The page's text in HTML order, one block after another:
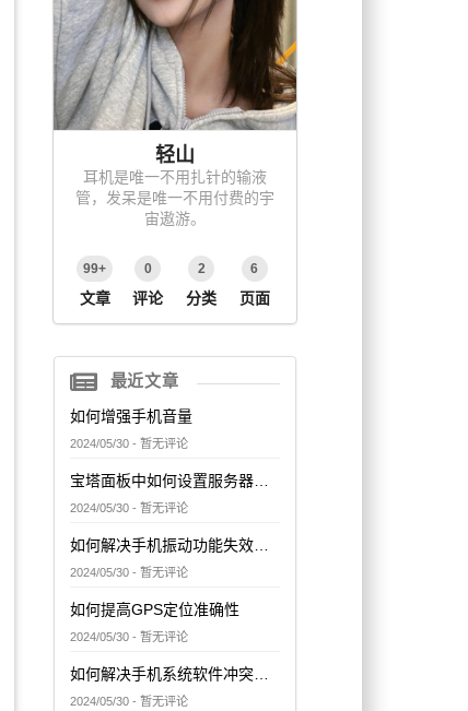
轻山
耳机是唯一不用扎针的输液
管，发呆是唯一不用付费的宇
宙遨游。
99+
文章
0
评论
2
分类
6
页面
最近文章
如何增强手机音量
2024/05/30 - 暂无评论
宝塔面板中如何设置服务器的网络访问控制
2024/05/30 - 暂无评论
如何解决手机振动功能失效问题
2024/05/30 - 暂无评论
如何提高GPS定位准确性
2024/05/30 - 暂无评论
如何解决手机系统软件冲突问题
2024/05/30 - 暂无评论